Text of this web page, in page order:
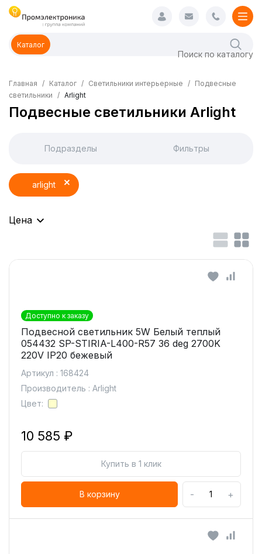
Каталог
Главная Каталог Светильники интерьерные
Подвесные
светильники
Arlight
Подвесные светильники Arlight
Подразделы Фильтры
arlight
Цена
Доступно к заказу
Подвесной светильник 5W Белый теплый
054432 SP-STIRIA-L400-R57 36 deg 2700K
220V IP20 бежевый
Артикул : 168424
Производитель : Arlight
Цвет:
10 585 ₽
Купить в 1 клик
В корзину - +